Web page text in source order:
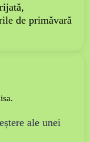
de primăvară
ale unei